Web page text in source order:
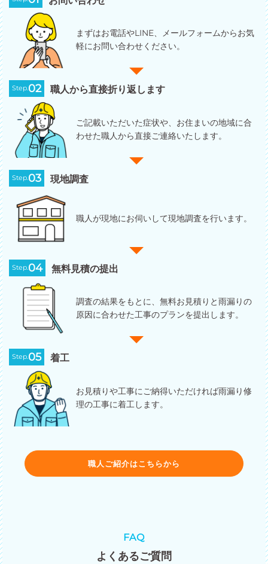
まずはお電話やLINE、メールフォームからお気
軽にお問い合わせください。
Step.02 職人から直接折り返します
ご記載いただいた症状や、お住まいの地域に合
わせた職人から直接ご連絡いたします。
Step.03 現地調査
職人が現地にお伺いして現地調査を行います。
Step. 04 無料見積の提出
調査の結果をもとに、無料お見積りと雨漏りの
原因に合わせた工事のプランを提出します。
Step.05 着工
お見積りや工事にご納得いただければ雨漏り修
理の工事に着工します。
職人ご紹介はこちらから
よくあるご質問
FAQ